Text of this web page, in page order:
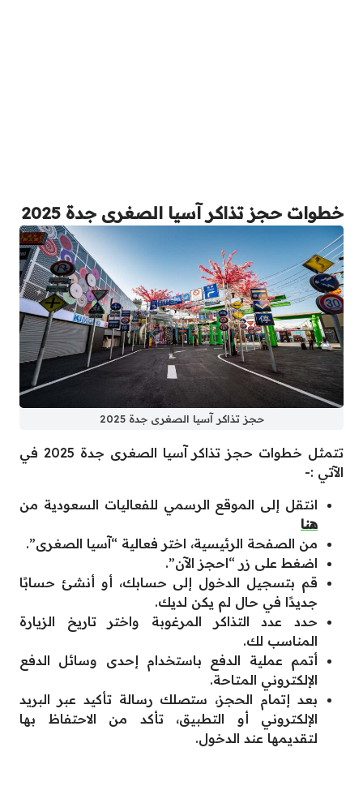
خطوات حجز تذاكر آسيا الصغرى جدة 2025
حجز تذاكر آسيا الصغرى جدة 2025
تتمثل خطوات حجز تذاكر آسيا الصغرى جدة 2025 في
الآتي :-
انتقل إلى الموقع الرسمي للفعاليات السعودية من
هنا
من الصفحة الرئيسية، اختر فعالية “آسيا الصغرى”.
اضغط على زر “احجز الآن”.
قم بتسجيل الدخول إلى حسابك، أو أنشئ حسابًا
جديدًا في حال لم يكن لديك.
حدد عدد التذاكر المرغوبة واختر تاريخ الزيارة
المناسب لك.
أتمم عملية الدفع باستخدام إحدى وسائل الدفع
الإلكتروني المتاحة.
بعد إتمام الحجز، ستصلك رسالة تأكيد عبر البريد
الإلكتروني أو التطبيق، تأكد من الاحتفاظ بها
لتقديمها عند الدخول.